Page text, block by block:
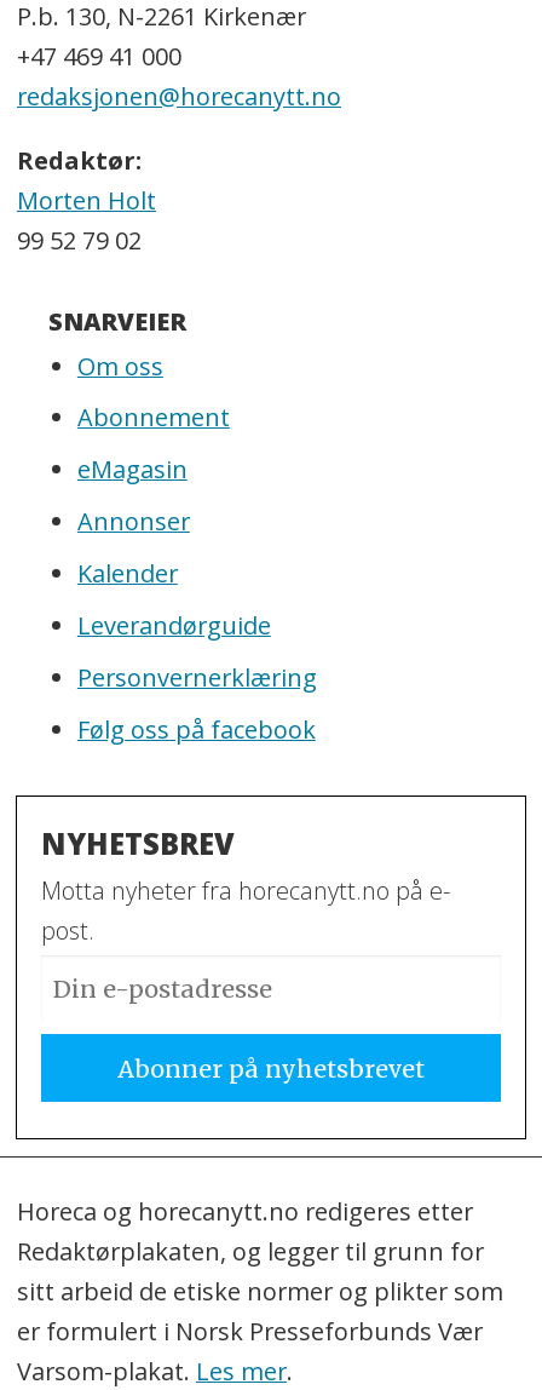
P.b. 130, N-2261 Kirkenær
+47 469 41 000
redaksjonen@horecanytt.no
Redaktør:
Morten Holt
99 52 79 02
SNARVEIER
Om oss
Abonnement
eMagasin
Annonser
Kalender
Leverandørguide
Personvernerklæring
Følg oss på facebook
NYHETSBREV
Motta nyheter fra horecanytt.no på e-
post.
Horeca og horecanytt.no redigeres etter
Redaktørplakaten, og legger til grunn for
sitt arbeid de etiske normer og plikter som
er formulert i Norsk Presseforbunds Vær
Varsom-plakat. Les mer.